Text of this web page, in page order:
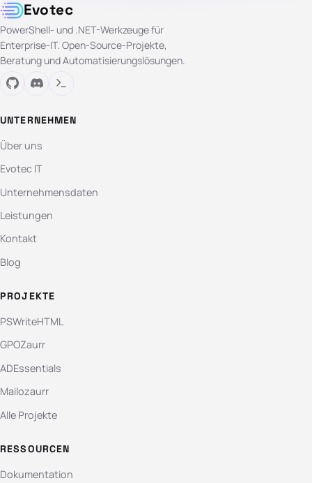
Evotec
PowerShell- und .NET-Werkzeuge für
Enterprise-IT. Open-Source-Projekte,
Beratung und Automatisierungslösungen.
UNTERNEHMEN
Über uns
Evotec IT
Unternehmensdaten
Leistungen
Kontakt
Blog
PROJEKTE
PSWriteHTML
GPOZaurr
ADEssentials
Mailozaurr
Alle Projekte
RESSOURCEN
Dokumentation